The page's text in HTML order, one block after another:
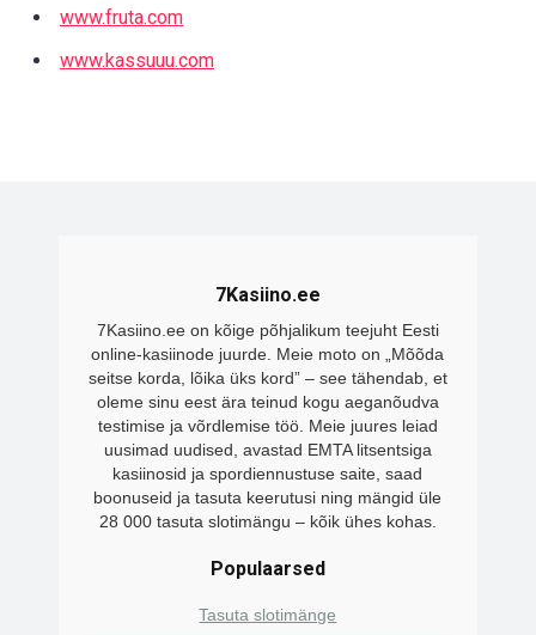
www.fruta.com
www.kassuuu.com
7Kasiino.ee
7Kasiino.ee on kõige põhjalikum teejuht Eesti
online-kasiinode juurde. Meie moto on „Mõõda
seitse korda, lõika üks kord” – see tähendab, et
oleme sinu eest ära teinud kogu aeganõudva
testimise ja võrdlemise töö. Meie juures leiad
uusimad uudised, avastad EMTA litsentsiga
kasiinosid ja spordiennustuse saite, saad
boonuseid ja tasuta keerutusi ning mängid üle
28 000 tasuta slotimängu – kõik ühes kohas.
Populaarsed
Tasuta slotimänge